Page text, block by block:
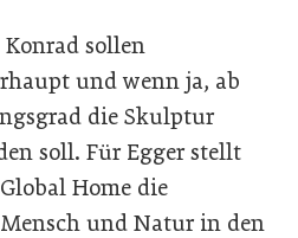
sollen
und wenn ja, ab
die Skulptur
soll. Für Egger stellt
Home die
und Natur in den